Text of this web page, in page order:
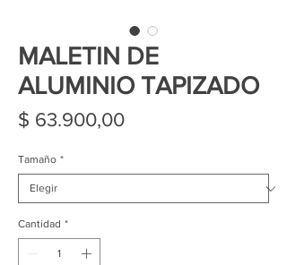
MALETIN DE
ALUMINIO TAPIZADO
$ 63.900,00Precio
Tamaño *
Cantidad *